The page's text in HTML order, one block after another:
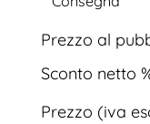
Prezzo al
Sconto netto
Prezzo (iva